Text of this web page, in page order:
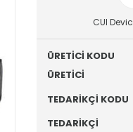
CUI
ÜRETİCİ KODU
ÜRETİCİ
TEDARİKÇİ KODU
TEDARİKÇİ